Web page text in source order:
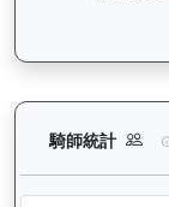
騎師統計